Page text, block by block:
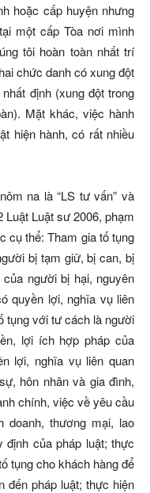
hoặc cấp huyện nhưng
một cấp Tòa nơi mình
tôi hoàn toàn nhất trí
chức danh có xung đột
định (xung đột trong
Mặt khác, việc hành
hiện hành, có rất nhiều
na là “LS tư vấn” và
Luật Luật sư 2006, phạm
cụ thể: Tham gia tố tụng
bị tạm giữ, bị can, bị
người bị hại, nguyên
quyền lợi, nghĩa vụ liên
tụng với tư cách là người
lợi ích hợp pháp của
lợi, nghĩa vụ liên quan
hôn nhân và gia đình,
chính, việc về yêu cầu
doanh, thương mại, lao
của pháp luật; thực
tụng cho khách hàng để
đến pháp luật; thực hiện